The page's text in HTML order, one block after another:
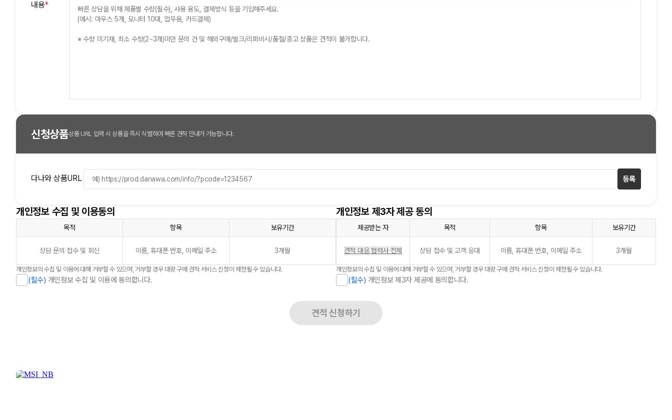
내용*(필수)
신청상품상품 URL 입력 시 상품을 즉시 식별하여 빠른 견적 안내가 가능합니다.
다나와 상품URL 등록
개인정보 수집 및 이용동의
목적 항목 보유기간
상담 문의 접수 및 회신 이름, 휴대폰 번호, 이메일 주소 3개월
개인정보의 수집 및 이용에 대해 거부할 수 있으며, 거부할 경우 대량 구매 견적 서비스 신청이 제한될 수 있습니다.
(필수) 개인정보 수집 및 이용에 동의합니다.
개인정보 제3자 제공 동의
제공받는 자 목적 항목 보유기간
견적 대응 협력사 전체 상담 접수 및 고객 응대 이름, 휴대폰 번호, 이메일 주소 3개월
개인정보의 수집 및 이용에 대해 거부할 수 있으며, 거부할 경우 대량 구매 견적 서비스 신청이 제한될 수 있습니다.
(필수) 개인정보 제3자 제공에 동의합니다.
견적 신청하기